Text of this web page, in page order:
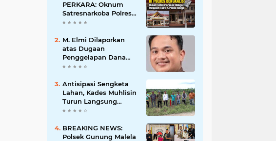
PERKARA: Oknum
Satresnarkoba Polres
Bengkalis Diduga
Hingga Paksa Warga
Hadir di TKP
M. Elmi Dilaporkan
atas Dugaan
Penggelapan Dana
Pensiunan Guru dan
Pastikan Proses
Hukum Berjalan
Antisipasi Sengketa
Lahan, Kades Muhlisin
Turun Langsung
Tinjau Batas Wilayah
Diserobot PT Jatim
Jaya Perkasa
BREAKING NEWS:
Polsek Gunung Malela